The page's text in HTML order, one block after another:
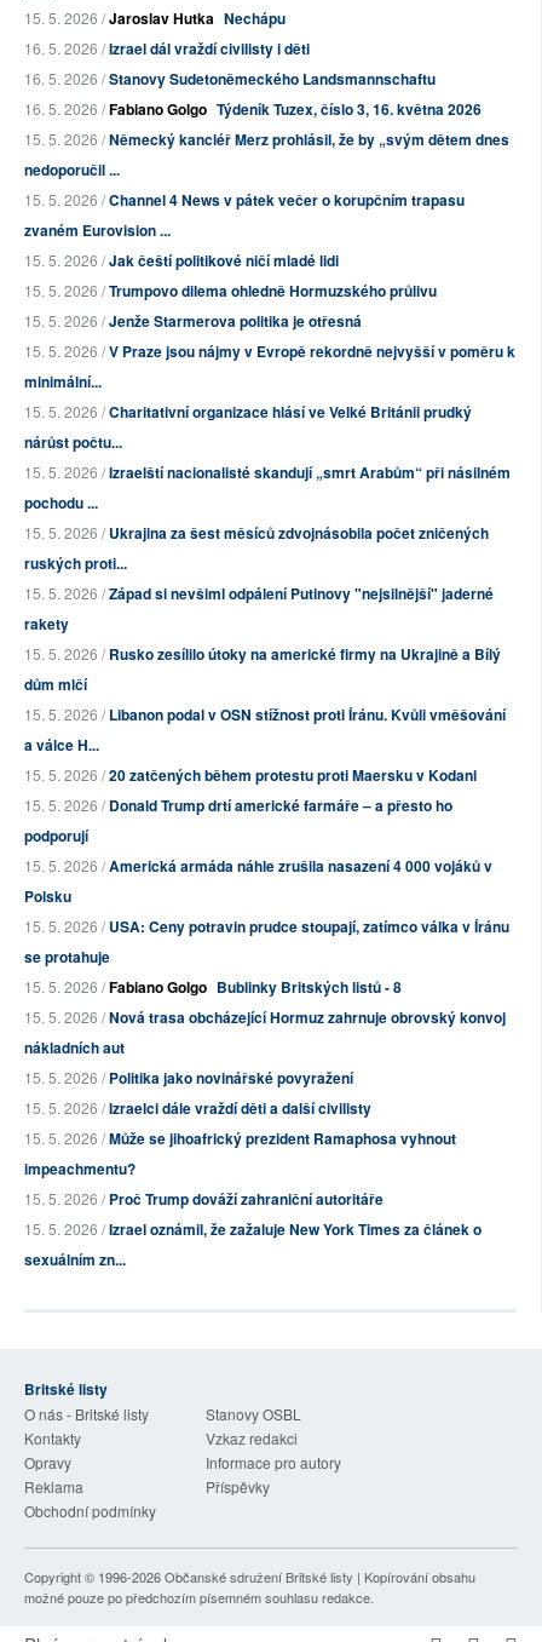
15. 5. 2026 /Jaroslav Hutka Nechápu
16. 5. 2026 /Izrael dál vraždí civilisty i děti
16. 5. 2026 /Stanovy Sudetoněmeckého Landsmannschaftu
16. 5. 2026 /Fabiano Golgo Týdeník Tuzex, číslo 3, 16. května 2026
15. 5. 2026 /Německý kancléř Merz prohlásil, že by „svým dětem dnes
nedoporučil ...
15. 5. 2026 /Channel 4 News v pátek večer o korupčním trapasu
zvaném Eurovision ...
15. 5. 2026 /Jak čeští politikové ničí mladé lidi
15. 5. 2026 /Trumpovo dilema ohledně Hormuzského průlivu
15. 5. 2026 /Jenže Starmerova politika je otřesná
15. 5. 2026 /V Praze jsou nájmy v Evropě rekordně nejvyšší v poměru k
minimální...
15. 5. 2026 /Charitativní organizace hlásí ve Velké Británii prudký
nárůst počtu...
15. 5. 2026 /Izraelští nacionalisté skandují „smrt Arabům“ při násilném
pochodu ...
15. 5. 2026 /Ukrajina za šest měsíců zdvojnásobila počet zničených
ruských proti...
15. 5. 2026 /Západ si nevšiml odpálení Putinovy "nejsilnější" jaderné
rakety
15. 5. 2026 /Rusko zesílilo útoky na americké firmy na Ukrajině a Bílý
dům mlčí
15. 5. 2026 /Libanon podal v OSN stížnost proti Íránu. Kvůli vměšování
a válce H...
15. 5. 2026 /20 zatčených během protestu proti Maersku v Kodani
15. 5. 2026 /Donald Trump drtí americké farmáře – a přesto ho
podporují
15. 5. 2026 /Americká armáda náhle zrušila nasazení 4 000 vojáků v
Polsku
15. 5. 2026 /USA: Ceny potravin prudce stoupají, zatímco válka v Íránu
se protahuje
15. 5. 2026 /Fabiano Golgo Bublinky Britských listů - 8
15. 5. 2026 /Nová trasa obcházející Hormuz zahrnuje obrovský konvoj
nákladních aut
15. 5. 2026 /Politika jako novinářské povyražení
15. 5. 2026 /Izraelci dále vraždí děti a další civilisty
15. 5. 2026 /Může se jihoafrický prezident Ramaphosa vyhnout
impeachmentu?
15. 5. 2026 /Proč Trump dováží zahraniční autoritáře
15. 5. 2026 /Izrael oznámil, že zažaluje New York Times za článek o
sexuálním zn...
Britské listy
O nás - Britské listy
Stanovy OSBL
Kontakty
Vzkaz redakci
Opravy
Informace pro autory
Reklama
Příspěvky
Obchodní podmínky
Copyright © 1996-2026Občanské sdružení Britské listy | Kopírování obsahu
možné pouze po předchozím písemném souhlasu redakce.